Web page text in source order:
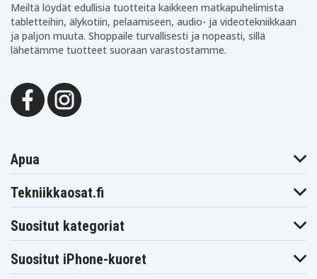
Meiltä löydät edullisia tuotteita kaikkeen matkapuhelimista
tabletteihin, älykotiin, pelaamiseen, audio- ja videotekniikkaan
ja paljon muuta. Shoppaile turvallisesti ja nopeasti, sillä
lähetämme tuotteet suoraan varastostamme.
Apua
Tekniikkaosat.fi
Suositut kategoriat
Suositut iPhone-kuoret